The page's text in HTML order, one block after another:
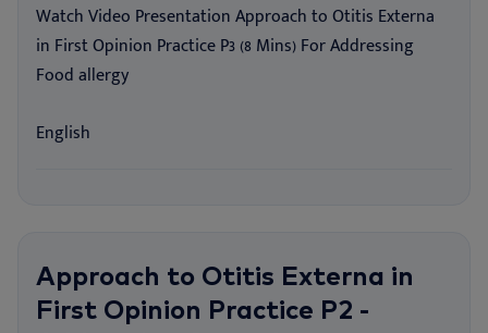
Watch Video Presentation Approach to Otitis Externa
in First Opinion Practice P3 (8 Mins) For Addressing
Food allergy
English
Approach to Otitis Externa in
First Opinion Practice P2 -